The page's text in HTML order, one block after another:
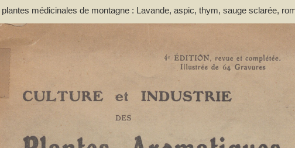
médicinales de montagne : Lavande, aspic, thym, sauge sclarée,
Auteur